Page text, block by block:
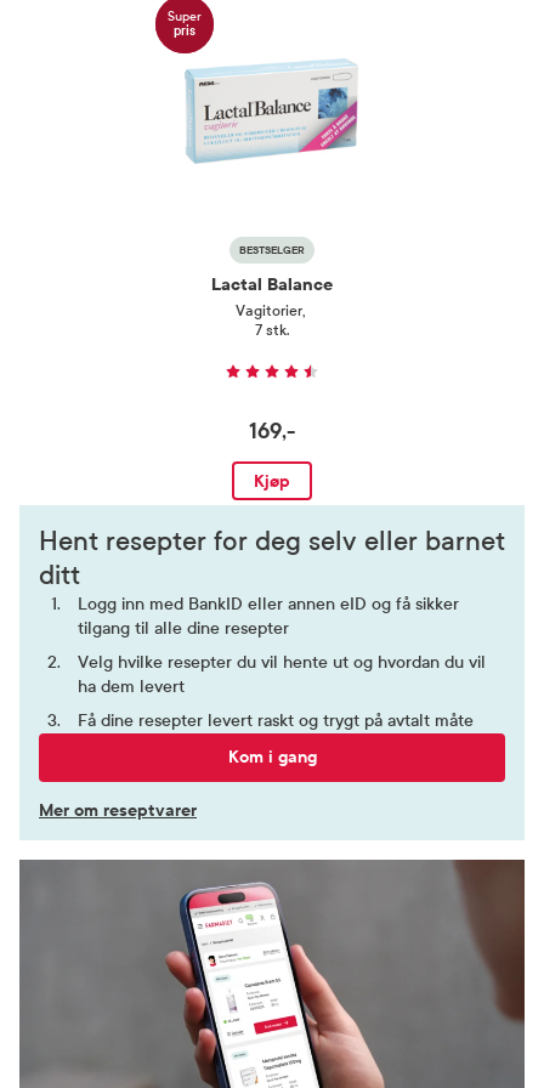
Super
pris
BESTSELGER
Lactal Balance
Vagitorier,
7 stk.
169,-
Kjøp
Hent resepter for deg selv eller barnet
ditt
Logg inn med BankID eller annen eID og få sikker
tilgang til alle dine resepter
Velg hvilke resepter du vil hente ut og hvordan du vil
ha dem levert
Få dine resepter levert raskt og trygt på avtalt måte
Kom i gang
Mer om reseptvarer